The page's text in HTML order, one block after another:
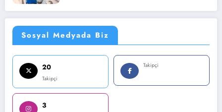
Sosyal Medyada Biz
20
Takipçi
Takipçi
3